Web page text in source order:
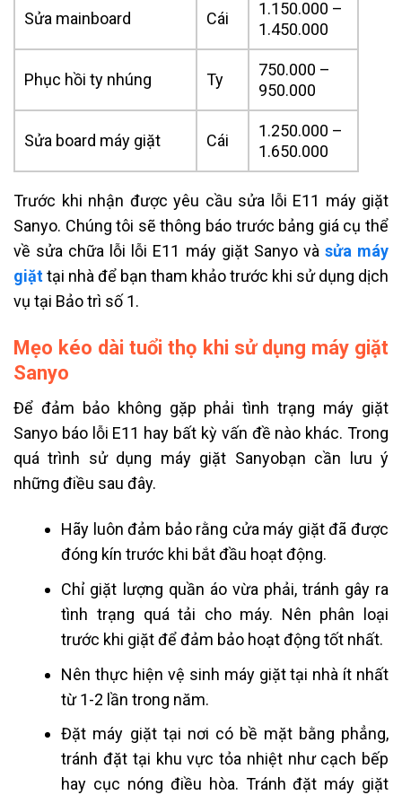
Sửa mainboard Cái
1.150.000 –
1.450.000
Phục hồi ty nhúng Ty
750.000 –
950.000
Sửa board máy giặt Cái
1.250.000 –
1.650.000
Trước khi nhận được yêu cầu sửa lỗi E11 máy giặt
Sanyo. Chúng tôi sẽ thông báo trước bảng giá cụ thể
về sửa chữa lỗi lỗi E11 máy giặt Sanyo và sửa máy
giặttại nhàđể bạn tham khảo trước khi sử dụng dịch
vụ tại Bảo trì số 1.
Mẹo kéo dài tuổi thọ khi sử dụng máy giặt
Sanyo
Để đảm bảo không gặp phải tình trạng máy giặt
Sanyo báo lỗi E11 hay bất kỳ vấn đề nào khác. Trong
quá trình sử dụng máy giặt Sanyobạn cần lưu ý
những điều sau đây.
Hãy luôn đảm bảo rằng cửa máy giặt đã được
đóng kín trước khi bắt đầu hoạt động.
Chỉ giặt lượng quần áo vừa phải, tránh gây ra
tình trạng quá tải cho máy. Nên phân loại
trước khi giặt để đảm bảo hoạt động tốt nhất.
Nên thực hiện vệ sinh máy giặt tại nhà ít nhất
từ 1-2 lần trong năm.
Đặt máy giặt tại nơi có bề mặt bằng phẳng,
tránh đặt tại khu vực tỏa nhiệt như cạch bếp
hay cục nóng điều hòa. Tránh đặt máy giặt